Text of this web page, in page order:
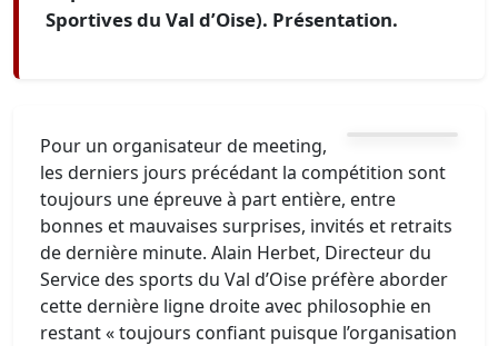
Sportives du Val d’Oise). Présentation.
Pour un organisateur de meeting,
les derniers jours précédant la compétition sont
toujours une épreuve à part entière, entre
bonnes et mauvaises surprises, invités et retraits
de dernière minute. Alain Herbet, Directeur du
Service des sports du Val d’Oise préfère aborder
cette dernière ligne droite avec philosophie en
restant « toujours confiant puisque l’organisation